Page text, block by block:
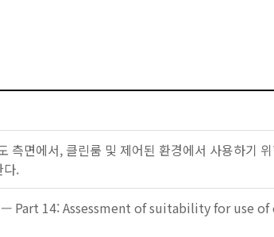
면에서, 클린룸 및 제어된 환경에서 사용하기
다.
Part 14: Assessment of suitability for use